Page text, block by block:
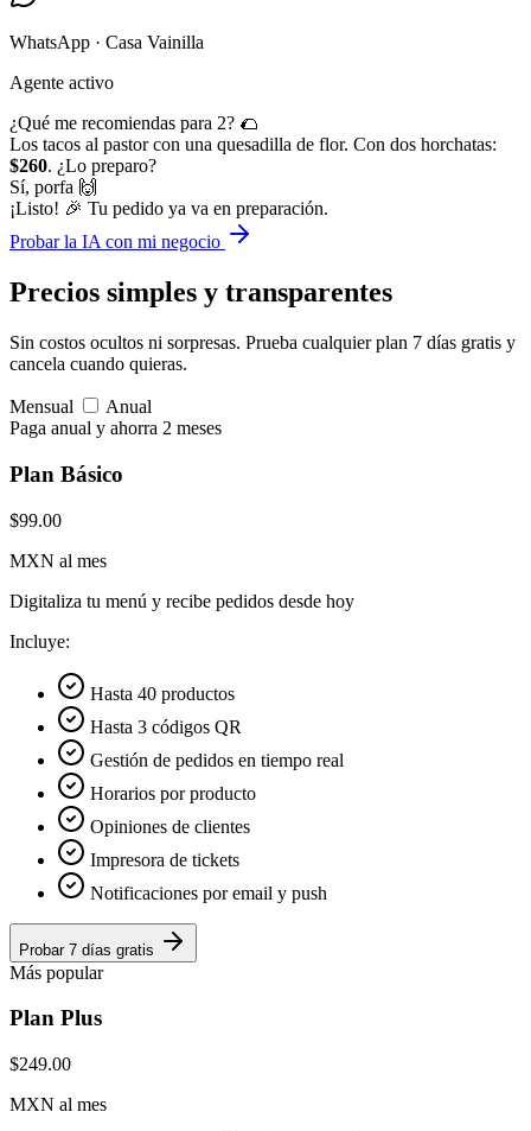
WhatsApp · Casa Vainilla
Agente activo
¿Qué me recomiendas para 2? 🌮
Los tacos al pastor con una quesadilla de flor. Con dos horchatas:
$260. ¿Lo preparo?
Sí, porfa 🙌
¡Listo! 🎉 Tu pedido ya va en preparación.
Probar la IA con mi negocio
Precios simples y transparentes
Sin costos ocultos ni sorpresas. Prueba cualquier plan 7 días gratis y
cancela cuando quieras.
Mensual
Anual
Paga anual y ahorra 2 meses
Plan Básico
$99.00
MXN al mes
Digitaliza tu menú y recibe pedidos desde hoy
Incluye:
Hasta 40 productos
Hasta 3 códigos QR
Gestión de pedidos en tiempo real
Horarios por producto
Opiniones de clientes
Impresora de tickets
Notificaciones por email y push
Probar 7 días gratis
Más popular
Plan Plus
$249.00
MXN al mes